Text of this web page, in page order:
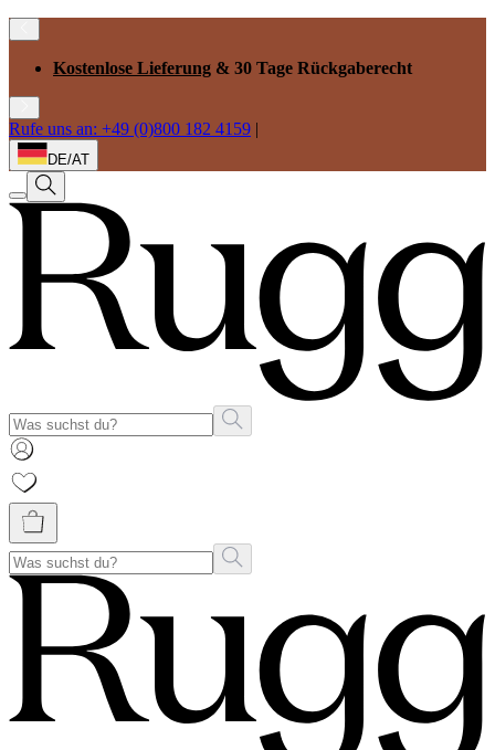
Kostenlose Lieferung & 30 Tage Rückgaberecht
Rufe uns an: +49 (0)800 182 4159 |
DE/AT